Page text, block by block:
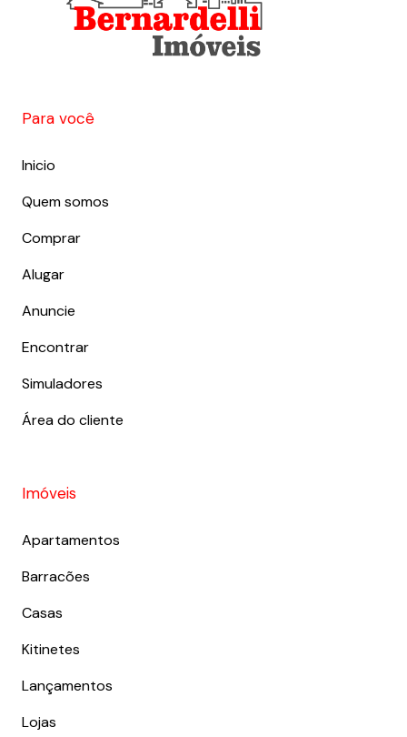
Para você
Inicio
Quem somos
Comprar
Alugar
Anuncie
Encontrar
Simuladores
Área do cliente
Imóveis
Apartamentos
Barracões
Casas
Kitinetes
Lançamentos
Lojas